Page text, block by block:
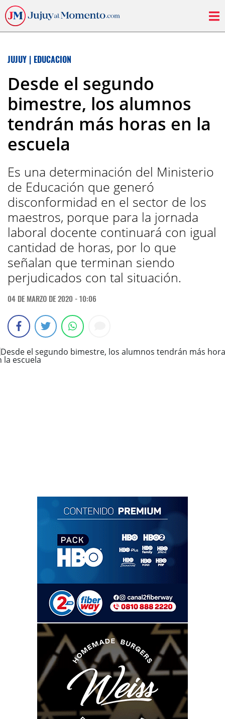
JUJUY | EDUCACION
Desde el segundo
bimestre, los alumnos
tendrán más horas en la
escuela
Es una determinación del Ministerio
de Educación que generó
disconformidad en el sector de los
maestros, porque para la jornada
laboral docente continuará con igual
cantidad de horas, por lo que
señalan que terminan siendo
perjudicados con tal situación.
04 DE MARZO DE 2020 - 10:06